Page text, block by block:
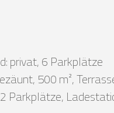
privat, 6 Parkplätze
500 m²,
Parkplätze,